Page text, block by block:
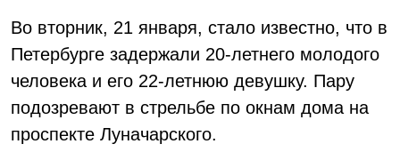
Во вторник, 21 января, стало известно, что в
Петербурге задержали 20-летнего молодого
человека и его 22-летнюю девушку. Пару
подозревают в стрельбе по окнам дома на
проспекте Луначарского.